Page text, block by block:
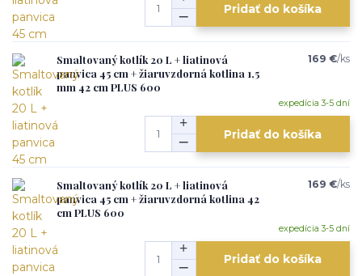
Pridať do košíka
Smaltovaný kotlík 20 L + liatinová
panvica 45 cm + žiaruvzdorná kotlina 1,5
mm 42 cm PLUS 600
169 €/ks
expedícia 3-5 dní
Pridať do košíka
Smaltovaný kotlík 20 L + liatinová
panvica 45 cm + žiaruvzdorná kotlina 42
cm PLUS 600
169 €/ks
expedícia 3-5 dní
Pridať do košíka